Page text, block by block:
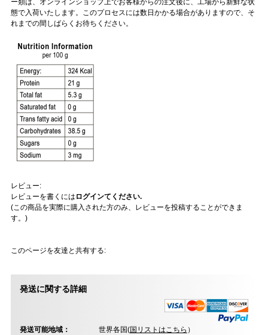
ー類は、オンラインショップ上でお客様からの注文後に、工場から新鮮な状
態で入荷いたします。このプロセスには数日かかる場合がありますので、そ
れまでの間しばらくお待ちください。
レビュー:
レビューを書くには ログインてください.
(この商品を実際に購入された方のみ、レビューを投稿することができま
す。)
このページを友達と共有する:
発送に関する詳細
発送可能地域： 世界各国(国リストはこちら ）